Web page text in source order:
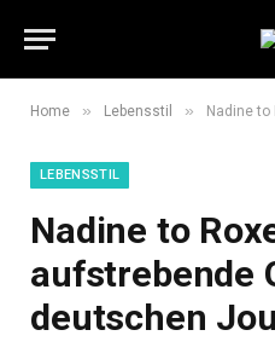
Home » Lebensstil » Nadine to
LEBENSSTIL
Nadine to
aufstrebende
deutschen